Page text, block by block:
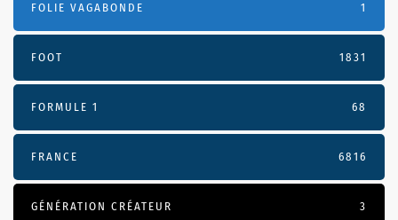
FOLIE VAGABONDE 1
FOOT 1831
FORMULE 1 68
FRANCE 6816
GÉNÉRATION CRÉATEUR 3